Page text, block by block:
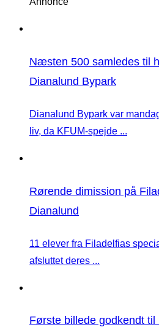
Næsten 500 samledes til
Dianalund Bypark
Dianalund Bypark var
liv, da KFUM-spejde ...
Rørende dimission på
Dianalund
11 elever fra Filadelfias
afsluttet deres ...
Første billede godkendt til